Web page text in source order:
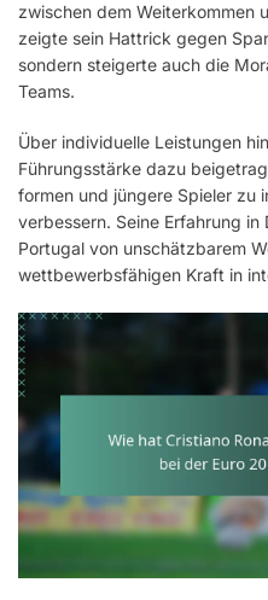
zwischen dem Weiterkommen
zeigte sein Hattrick gegen
sondern steigerte auch die
Teams.
Über individuelle Leistungen
Führungsstärke dazu
formen und jüngere Spieler zu
verbessern. Seine Erfahrung
Portugal von unschätzbarem
wettbewerbsfähigen Kraft in